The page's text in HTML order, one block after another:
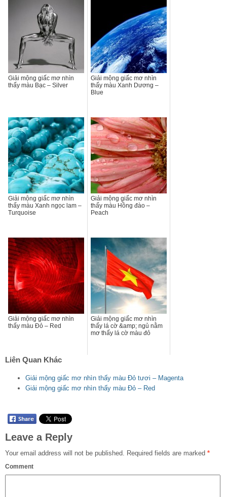
Giải mộng giấc mơ nhìn
thấy màu Bạc – Silver
Giải mộng giấc mơ nhìn
thấy màu Xanh Dương –
Blue
Giải mộng giấc mơ nhìn
thấy màu Xanh ngọc lam –
Turquoise
Giải mộng giấc mơ nhìn
thấy màu Hồng đào –
Peach
Giải mộng giấc mơ nhìn
thấy màu Đỏ – Red
Giải mộng giấc mơ nhìn
thấy lá cờ &amp; ngủ nằm
mơ thấy lá cờ màu đỏ
Liên Quan Khác
Giải mộng giấc mơ nhìn thấy màu Đỏ tươi – Magenta
Giải mộng giấc mơ nhìn thấy màu Đỏ – Red
Leave a Reply
Your email address will not be published. Required fields are marked *
Comment